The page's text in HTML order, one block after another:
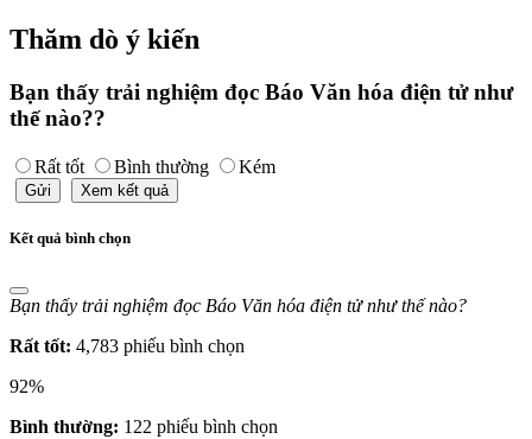
Thăm dò ý kiến
Bạn thấy trải nghiệm đọc Báo Văn hóa điện tử như
thế nào??
Rất tốt Bình thường Kém
Gửi Xem kết quả
Kết quả bình chọn
Bạn thấy trải nghiệm đọc Báo Văn hóa điện tử như thế nào?
Rất tốt: 4,783 phiếu bình chọn
92%
Bình thường: 122 phiếu bình chọn